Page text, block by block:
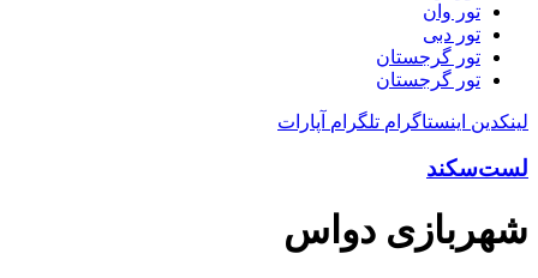
تور وان
تور دبی
تور گرجستان
تور گرجستان
لینکدین اینستاگرام تلگرام آپارات
لست‌سکند
شهربازی دواس